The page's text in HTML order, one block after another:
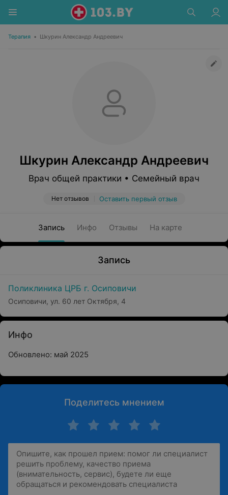
Терапия • Шкурин Александр Андреевич
Шкурин Александр Андреевич
Врач общей практики • Семейный врач
Нет отзывов Оставить первый отзыв
Запись Инфо Отзывы На карте
Запись
Поликлиника ЦРБ г. Осиповичи
Осиповичи, ул. 60 лет Октября, 4
Инфо
Обновлено: май 2025
Поделитесь мнением